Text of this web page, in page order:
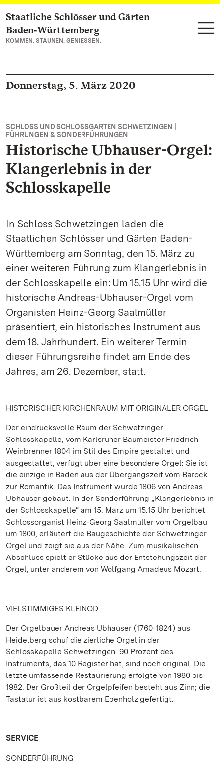
Zum Hauptinhalt springen
Staatliche Schlösser und Gärten
Baden‑Württemberg
KOMMEN. STAUNEN. GENIESSEN.
Donnerstag, 5. März 2020
SCHLOSS UND SCHLOSSGARTEN SCHWETZINGEN |
FÜHRUNGEN & SONDERFÜHRUNGEN
Historische Ubhauser-Orgel:
Klangerlebnis in der
Schlosskapelle
In Schloss Schwetzingen laden die
Staatlichen Schlösser und Gärten Baden-
Württemberg am Sonntag, den 15. März zu
einer weiteren Führung zum Klangerlebnis in
der Schlosskapelle ein: Um 15.15 Uhr wird die
historische Andreas-Ubhauser-Orgel vom
Organisten Heinz-Georg Saalmüller
präsentiert, ein historisches Instrument aus
dem 18. Jahrhundert. Ein weiterer Termin
dieser Führungsreihe findet am Ende des
Jahres, am 26. Dezember, statt.
HISTORISCHER KIRCHENRAUM MIT ORIGINALER ORGEL
Der eindrucksvolle Raum der Schwetzinger
Schlosskapelle, vom Karlsruher Baumeister Friedrich
Weinbrenner 1804 im Stil des Empire gestaltet und
ausgestattet, verfügt über eine besondere Orgel: Sie ist
die einzige in Baden aus der Übergangszeit vom Barock
zur Romantik. Das Instrument wurde 1806 von Andreas
Ubhauser gebaut. In der Sonderführung „Klangerlebnis in
der Schlosskapelle“ am 15. März um 15.15 Uhr berichtet
Schlossorganist Heinz-Georg Saalmüller vom Orgelbau
um 1800, erläutert die Baugeschichte der Schwetzinger
Orgel und zeigt sie aus der Nähe. Zum musikalischen
Abschluss spielt er Stücke aus der Entstehungszeit der
Orgel, unter anderem von Wolfgang Amadeus Mozart.
VIELSTIMMIGES KLEINOD
Der Orgelbauer Andreas Ubhauser (1760-1824) aus
Heidelberg schuf die zierliche Orgel in der
Schlosskapelle Schwetzingen. 90 Prozent des
Instruments, das 10 Register hat, sind noch original. Die
letzte umfassende Restaurierung erfolgte von 1980 bis
1982. Der Großteil der Orgelpfeifen besteht aus Zinn; die
Tastatur ist aus kostbarem Ebenholz gefertigt.
SERVICE
SONDERFÜHRUNG